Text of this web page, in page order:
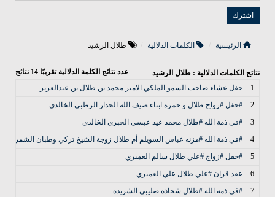
الرئيسية الكلمات الدلالية طلال الرشيد
نتائج الكلمات الدلالية : طلال الرشيد عدد نتائج الكلمة الدلالية تقريبًا 14 نتائج
1
حفل عشاء صاحب السمو الملكي الامير محمد بن طلال بن عبدالعزيز
2
#حفل #زواج طلال و حمزة ابناء ضيف الله الحدار الرطبي الخالدي
3
#في ذمة الله #طلال محمد عيد عيسى الجبري الخالدي
4
#في ذمة الله #مزنه عباس السويلم أم طلال زوجة الشيخ تركي وطبان الشمردل
5
#حفل #زواج #علي طلال سالم العميري
6
عقد قران #علي طلال علي العميري
7
#في ذمة الله #طلال شحاذه صليبي الشريدة